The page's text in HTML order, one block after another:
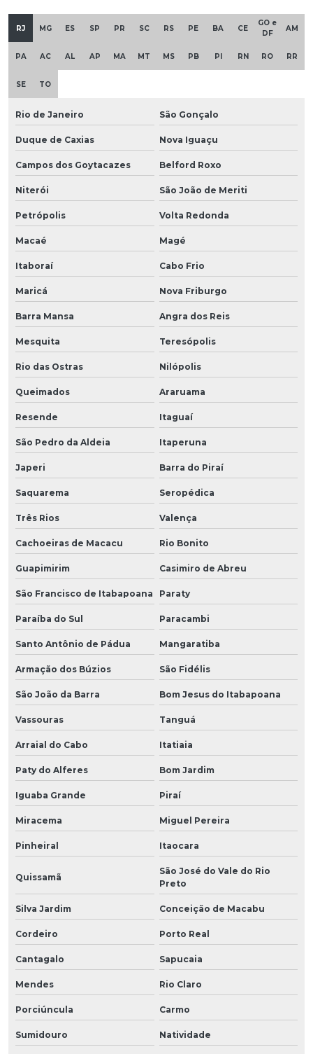
RJ MG ES SP PR SC RS PE BA CE
GO e
DF
AM
PA AC AL AP MA MT MS PB PI RN RO RR
SE TO
Rio de Janeiro São Gonçalo
Duque de Caxias Nova Iguaçu
Campos dos Goytacazes Belford Roxo
Niterói São João de Meriti
Petrópolis Volta Redonda
Macaé Magé
Itaboraí Cabo Frio
Maricá Nova Friburgo
Barra Mansa Angra dos Reis
Mesquita Teresópolis
Rio das Ostras Nilópolis
Queimados Araruama
Resende Itaguaí
São Pedro da Aldeia Itaperuna
Japeri Barra do Piraí
Saquarema Seropédica
Três Rios Valença
Cachoeiras de Macacu Rio Bonito
Guapimirim Casimiro de Abreu
São Francisco de Itabapoana Paraty
Paraíba do Sul Paracambi
Santo Antônio de Pádua Mangaratiba
Armação dos Búzios São Fidélis
São João da Barra Bom Jesus do Itabapoana
Vassouras Tanguá
Arraial do Cabo Itatiaia
Paty do Alferes Bom Jardim
Iguaba Grande Piraí
Miracema Miguel Pereira
Pinheiral Itaocara
Quissamã
São José do Vale do Rio
Preto
Silva Jardim Conceição de Macabu
Cordeiro Porto Real
Cantagalo Sapucaia
Mendes Rio Claro
Porciúncula Carmo
Sumidouro Natividade